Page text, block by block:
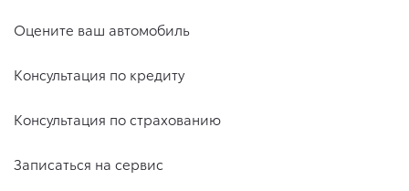
Оцените ваш автомобиль
Консультация по кредиту
Консультация по страхованию
Записаться на сервис